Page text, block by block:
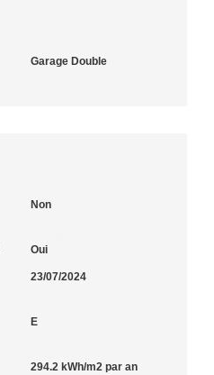
Garage Double
Non
Oui
23/07/2024
E
294.2 kWh/m2 par an